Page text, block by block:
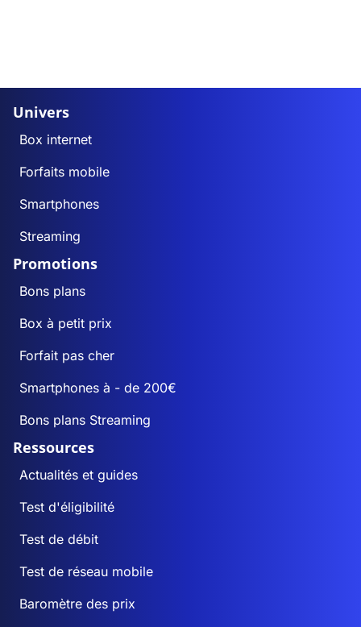
Univers
Box internet
Forfaits mobile
Smartphones
Streaming
Promotions
Bons plans
Box à petit prix
Forfait pas cher
Smartphones à - de 200€
Bons plans Streaming
Ressources
Actualités et guides
Test d'éligibilité
Test de débit
Test de réseau mobile
Baromètre des prix